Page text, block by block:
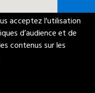
DE VOS DONNÉES
MENTIONS LÉGALES
acceptez l'utilisation
d’audience et de
contenus sur les